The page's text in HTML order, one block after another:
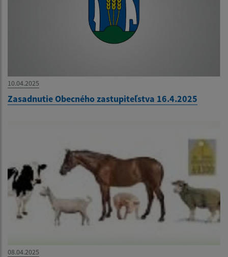
10.04.2025
Zasadnutie Obecného zastupiteľstva 16.4.2025
08.04.2025